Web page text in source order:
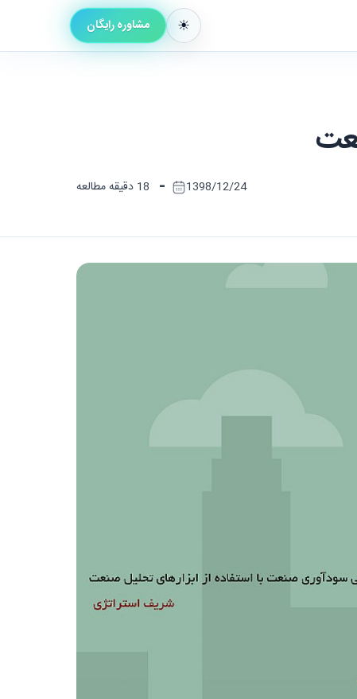
مشاوره رایگان
1398/12/24
- 18 دقیقه مطالعه